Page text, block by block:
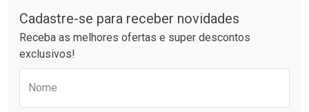
Laboratório
Por Menos Laboratório
Por Menos
Cadastre-se para receber novidades
Receba as melhores ofertas e super descontos
exclusivos!
Nome